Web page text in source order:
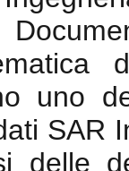
uno
SAR
delle